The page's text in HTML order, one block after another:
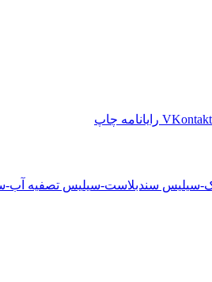
رایانامه چاپ
سیلیس سندبلاست-سیلیس تصفیه